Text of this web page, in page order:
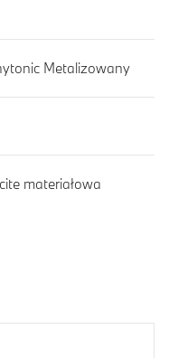
Metalizowany
materiałowa